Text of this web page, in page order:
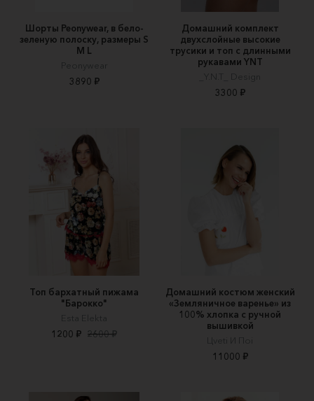
Шорты Peonywear, в бело-
зеленую полоску, размеры S
M L
Peonywear
3890 ₽
Домашний комплект
двухслойные высокие
трусики и топ с длинными
рукавами YNT
_Y.N.T_ Design
3300 ₽
Топ бархатный пижама
"Барокко"
Esta Elekta
1200 ₽ 2600 ₽
Домашний костюм женский
«Земляничное варенье» из
100% хлопка с ручной
вышивкой
Цveti И Пoi
11000 ₽